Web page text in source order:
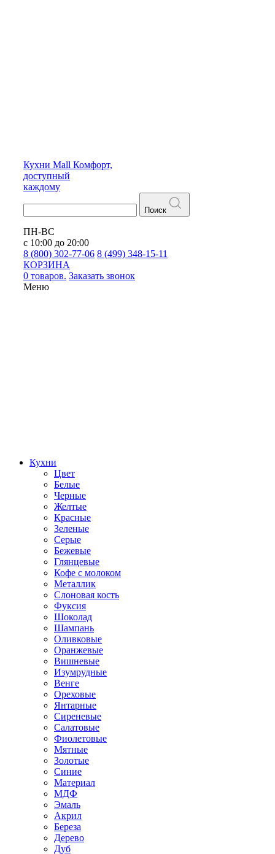
Кухни Mall Комфорт,
доступный
каждому
Поиск
ПН-ВС
с 10:00 до 20:00
8 (800) 302-77-06 8 (499) 348-15-11
КОРЗИНА
0 товаров. Заказать звонок
Меню
Кухни
Цвет
Белые
Черные
Желтые
Красные
Зеленые
Серые
Бежевые
Глянцевые
Кофе с молоком
Металлик
Слоновая кость
Фуксия
Шоколад
Шампань
Оливковые
Оранжевые
Вишневые
Изумрудные
Венге
Ореховые
Янтарные
Сиреневые
Салатовые
Фиолетовые
Мятные
Золотые
Синие
Материал
МДФ
Эмаль
Акрил
Береза
Дерево
Дуб